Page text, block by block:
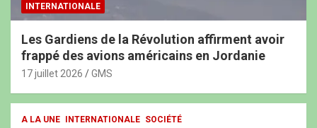
INTERNATIONALE
Les Gardiens de la Révolution affirment avoir
frappé des avions américains en Jordanie
17 juillet 2026 GMS
A LA UNE INTERNATIONALE SOCIÉTÉ